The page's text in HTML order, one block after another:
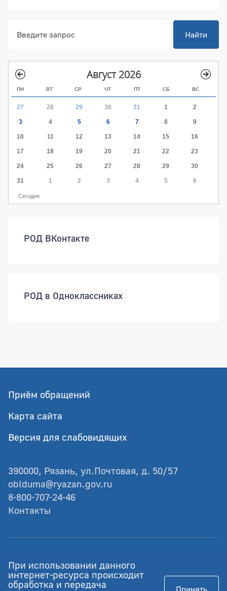
Найти
Август 2026
ПН ВТ СР ЧТ ПТ СБ ВС
27 28 29 30 31 1 2
3 4 5 6 7 8 9
10 11 12 13 14 15 16
17 18 19 20 21 22 23
24 25 26 27 28 29 30
31 1 2 3 4 5 6
Сегодня
РОД ВКонтакте
РОД в Одноклассниках
Приём обращений
Карта сайта
Версия для слабовидящих
390000, Рязань, ул.Почтовая, д. 50/57
oblduma@ryazan.gov.ru
8-800-707-24-46
Контакты
© Рязанская областная Дума
Разработка - GIANIT.ru
При использовании данного
интернет-ресурса происходит
обработка и передача
Принять